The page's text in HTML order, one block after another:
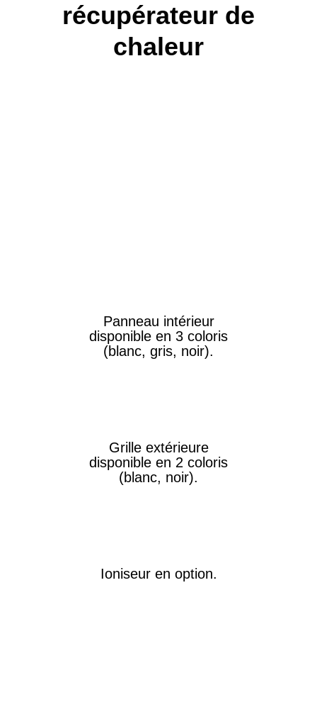
récupérateur de
chaleur
Panneau intérieur
disponible en 3 coloris
(blanc, gris, noir).
Grille extérieure
disponible en 2 coloris
(blanc, noir).
Ioniseur en option.